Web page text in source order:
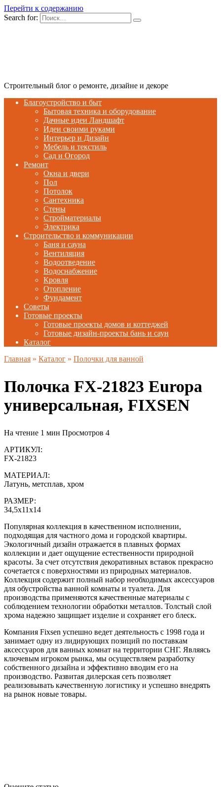
Перейти к содержанию
Search for:
Строительный блог о ремонте, дизайне и декоре
Благоустройство и быт
Бытовая техника и оборудование
Дачные идеи Ландшафт
Идеи своими руками
Интерьер и Дизайн
Мебель и текстиль
Сад и Огород
Ремонт
Окна и двери
Пол
Потолок
Сантехника
Стены
Стройматериалы
Электрика
Строительство и коммуникации
Баня и сауна
Вентиляция
Водоотведение
Водоснабжение
Кровля
Отопление
Фундамент
Советы
Готовые проекты
Готовые проекты домов и коттеджей
Готовые дизайн-проекты бань и саун
Каталог
Главная » Каталог » Полочки для ванной
Полочка FX-21823 Europa
универсальная, FIXSEN
На чтение 1 мин Просмотров 4
АРТИКУЛ:
FX-21823
МАТЕРИАЛ:
Латунь, метсплав, хром
РАЗМЕР:
34,5х11х14
Популярная коллекция в качественном исполнении,
подходящая для частного дома и городской квартиры.
Экологичный дизайн отражается в плавных формах
коллекции и дает ощущение естественности природной
красоты. За счет отсутствия декоративных вставок прекрасно
сочетается с поверхностями из природных материалов.
Коллекция содержит полный набор необходимых аксессуаров
для обустройства ванной комнаты и туалета. Для
производства применяются качественные материалы с
соблюдением технологии обработки металлов. Толстый слой
хрома надежно защищает изделие и сохраняет его блеск.
Компания Fixsen успешно ведет деятельность с 1998 года и
занимает одну из лидирующих позиций по поставкам
аксессуаров для ванных комнат на территории СНГ. Являясь
ключевым игроком рынка, мы осуществляем разработку
собственного дизайна и эффективно вводим его на
производство. Развитая дилерская сеть позволяет
реализовывать качественную логистику и успешно внедрять
на рынок новые товары.